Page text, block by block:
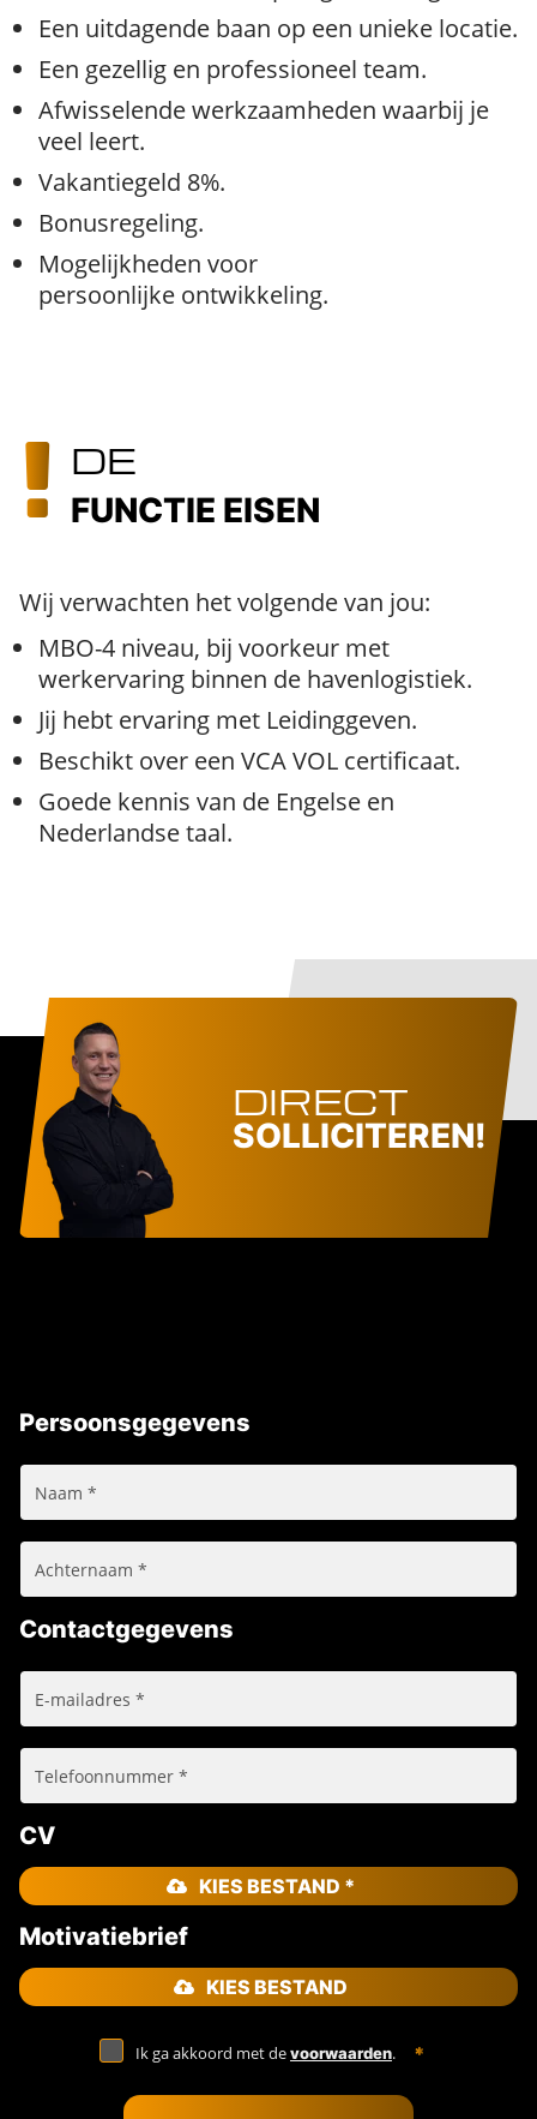
Een uitdagende baan op een unieke locatie.
Een gezellig en professioneel team.
Afwisselende werkzaamheden waarbij je
veel leert.
Vakantiegeld 8%.
Bonusregeling.
Mogelijkheden voor
persoonlijke ontwikkeling.
DE
FUNCTIE EISEN
Wij verwachten het volgende van jou:
MBO-4 niveau, bij voorkeur met
werkervaring binnen de havenlogistiek.
Jij hebt ervaring met Leidinggeven.
Beschikt over een VCA VOL certificaat.
Goede kennis van de Engelse en
Nederlandse taal.
DIRECT
SOLLICITEREN!
Persoonsgegevens
Contactgegevens
CV
KIES BESTAND *
Motivatiebrief
KIES BESTAND
Ik ga akkoord met devoorwaarden.